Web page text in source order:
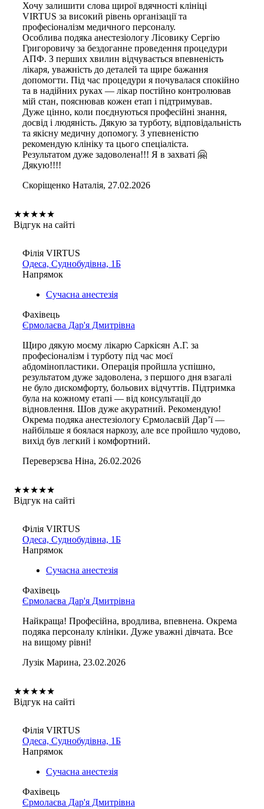
Хочу залишити слова щирої вдячності клініці
VIRTUS за високий рівень організації та
професіоналізм медичного персоналу.
Особлива подяка анестезіологу Лісовику Сергію
Григоровичу за бездоганне проведення процедури
АПФ. З перших хвилин відчувається впевненість
лікаря, уважність до деталей та щире бажання
допомогти. Під час процедури я почувалася спокійно
та в надійних руках — лікар постійно контролював
мій стан, пояснював кожен етап і підтримував.
Дуже цінно, коли поєднуються професійні знання,
досвід і людяність. Дякую за турботу, відповідальність
та якісну медичну допомогу. З упевненістю
рекомендую клініку та цього спеціаліста.
Результатом дуже задоволена!!! Я в захваті 🤗
Дякую!!!!
Скоріщенко Наталія, 27.02.2026
★★★★★
Відгук на сайті
Філія VIRTUS
Одеса, Суднобудівна, 1Б
Напрямок
Сучасна анестезія
Фахівець
Єрмолаєва Дар'я Дмитрівна
Щиро дякую моєму лікарю Саркісян А.Г. за
професіоналізм і турботу під час моєї
абдомінопластики. Операція пройшла успішно,
результатом дуже задоволена, з першого дня взагалі
не було дискомфорту, больових відчуттів. Підтримка
була на кожному етапі — від консультації до
відновлення. Шов дуже акуратний. Рекомендую!
Окрема подяка анестезіологу Єрмолаєвій Дарʼї —
найбільше я боялася наркозу, але все пройшло чудово,
вихід був легкий і комфортний.
Переверзєва Ніна, 26.02.2026
★★★★★
Відгук на сайті
Філія VIRTUS
Одеса, Суднобудівна, 1Б
Напрямок
Сучасна анестезія
Фахівець
Єрмолаєва Дар'я Дмитрівна
Найкраща! Професійна, вродлива, впевнена. Окрема
подяка персоналу клініки. Дуже уважні дівчата. Все
на вищому рівні!
Лузік Марина, 23.02.2026
★★★★★
Відгук на сайті
Філія VIRTUS
Одеса, Суднобудівна, 1Б
Напрямок
Сучасна анестезія
Фахівець
Єрмолаєва Дар'я Дмитрівна